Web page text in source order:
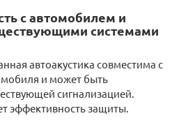
с автомобилем и
системами
автоакустика совместима с
и может быть
сигнализацией.
эффективность защиты.